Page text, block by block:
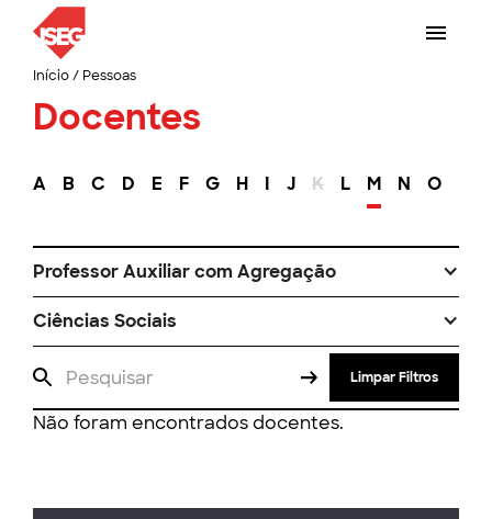
Início/ Pessoas
Docentes
A B C D E F G H I J K L M N O
Professor Auxiliar com Agregação
Ciências Sociais
Limpar Filtros
Não foram encontrados docentes.